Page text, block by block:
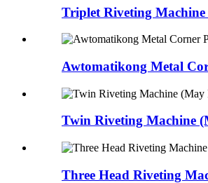
Triplet Riveting
Awtomatikong Metal
Twin Riveting Machine
Three Head Riveting